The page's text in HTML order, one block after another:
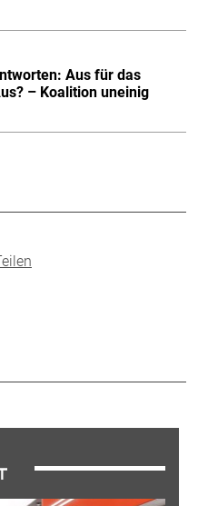
Aus für das
– Koalition uneinig